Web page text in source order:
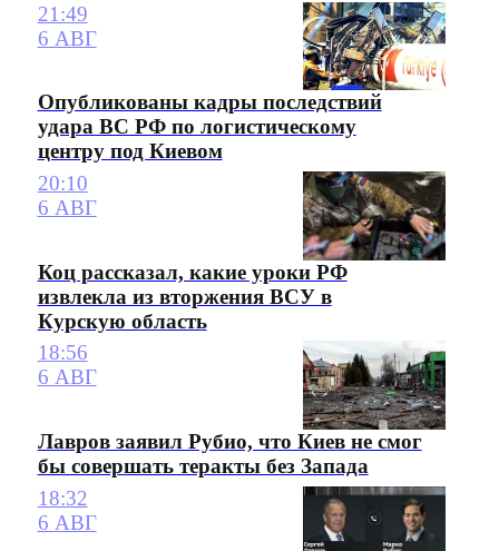
21:49
6 АВГ
Опубликованы кадры последствий
удара ВС РФ по логистическому
центру под Киевом
20:10
6 АВГ
Коц рассказал, какие уроки РФ
извлекла из вторжения ВСУ в
Курскую область
18:56
6 АВГ
Лавров заявил Рубио, что Киев не смог
бы совершать теракты без Запада
18:32
6 АВГ